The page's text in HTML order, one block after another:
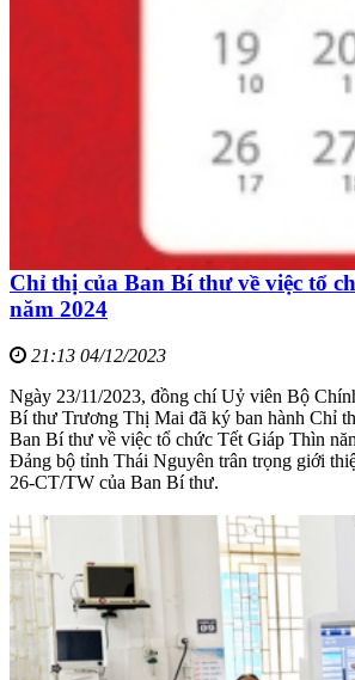
Chỉ thị của Ban Bí thư về việc tổ
năm 2024
21:13 04/12/2023
Ngày 23/11/2023, đồng chí Uỷ viên Bộ
Bí thư Trương Thị Mai đã ký ban hành Chỉ
Ban Bí thư về việc tổ chức Tết Giáp Thìn
Đảng bộ tỉnh Thái Nguyên trân trọng giới
26-CT/TW của Ban Bí thư.